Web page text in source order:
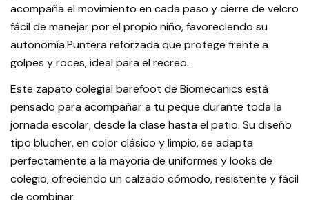
acompaña el movimiento en cada paso y cierre de velcro
fácil de manejar por el propio niño, favoreciendo su
autonomía.Puntera reforzada que protege frente a
golpes y roces, ideal para el recreo.
Este zapato colegial barefoot de Biomecanics está
pensado para acompañar a tu peque durante toda la
jornada escolar, desde la clase hasta el patio. Su diseño
tipo blucher, en color clásico y limpio, se adapta
perfectamente a la mayoría de uniformes y looks de
colegio, ofreciendo un calzado cómodo, resistente y fácil
de combinar.